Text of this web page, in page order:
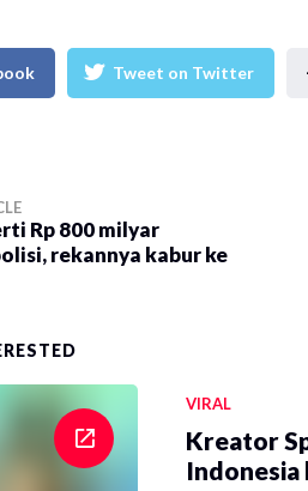
Tweet on Twitter
Rp 800 milyar
rekannya kabur ke
VIRAL
Kreator
Indonesia